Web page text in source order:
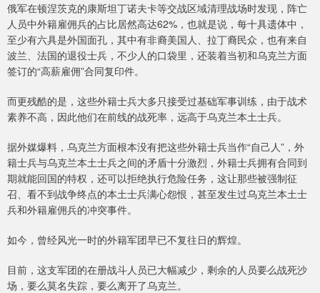
俄军在顿涅茨克的康斯坦丁诺夫卡等交战区域清理战场时发现，阵亡
人员中外籍雇佣兵的占比居然高达62%，也就是说，每十具遗体中，
至少有六具是外国面孔，其中有非裔美国人、拉丁裔民众，也有来自
波兰、法国的退役士兵，不少人的口袋里，还装着当初和乌克兰方面
签订的“高薪雇佣”合同复印件。
而更残酷的是，这些外籍士兵大多只接受过基础军事训练，由于战术
素养不高，因此他们在前线的战死率，远高于乌克兰本土士兵。
据外媒爆料，乌克兰方面根本没有把这些外籍士兵当作“自己人”，外
籍士兵与乌克兰本土士兵之间的矛盾十分激烈，外籍士兵拥有合同到
期就能回国的特权，还可以拒绝执行危险任务，这让那些被强制征
召、看不到战争终点的本土士兵满心怨恨，甚至发生过乌克兰本土士
兵和外籍雇佣兵的冲突事件。
如今，曾经风光一时的外籍军团早已不复往日的辉煌。
目前，这支军团的在册战斗人员已大幅减少，剩余的人员要么战死沙
场，要么莫名失踪，要么离开了乌克兰。